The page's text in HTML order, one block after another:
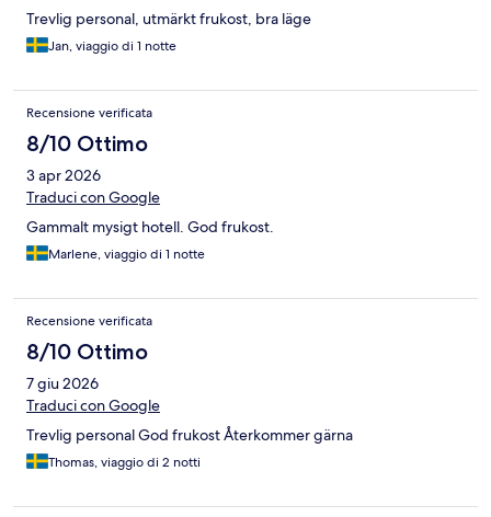
Trevlig personal, utmärkt frukost, bra läge
Jan, viaggio di 1 notte
Recensione verificata
8/10 Ottimo
3 apr 2026
Traduci con Google
Gammalt mysigt hotell. God frukost.
Marlene, viaggio di 1 notte
Recensione verificata
8/10 Ottimo
7 giu 2026
Traduci con Google
Trevlig personal God frukost Återkommer gärna
Thomas, viaggio di 2 notti